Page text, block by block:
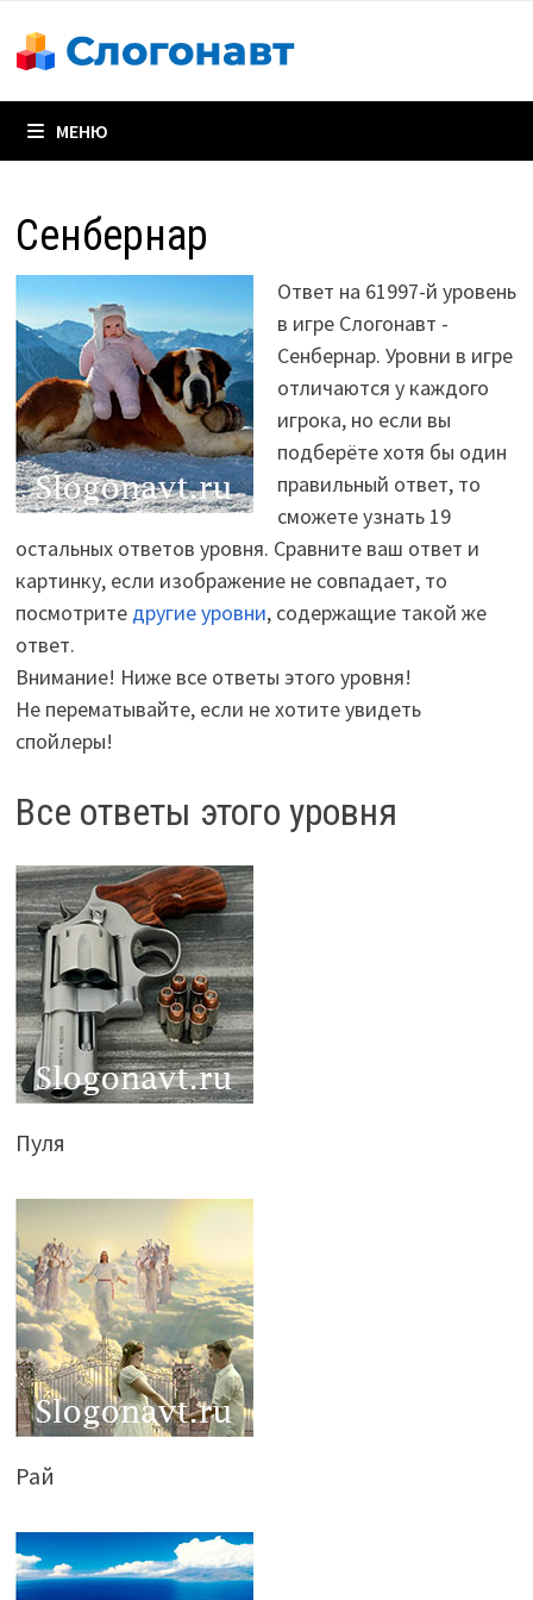
содержимому
МЕНЮ
Сенбернар
Ответ на 61997-й уровень
в игре Слогонавт -
Сенбернар. Уровни в игре
отличаются у каждого
игрока, но если вы
подберёте хотя бы один
правильный ответ, то
сможете узнать 19
остальных ответов уровня. Сравните ваш ответ и
картинку, если изображение не совпадает, то
посмотрите другие уровни, содержащие такой же
ответ.
Внимание! Ниже все ответы этого уровня!
Не перематывайте, если не хотите увидеть
спойлеры!
Все ответы этого уровня
Пуля
Рай